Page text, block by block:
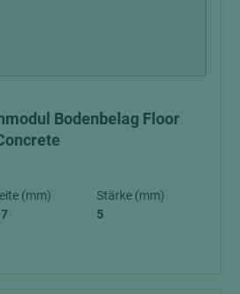
Bodenbelag Floor
(mm)
Stärke (mm)
5